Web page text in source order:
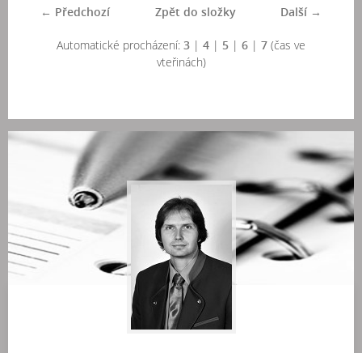
← Předchozí Další →
Zpět do složky
Automatické procházení: 3 | 4 | 5 | 6 | 7 (čas ve
vteřinách)